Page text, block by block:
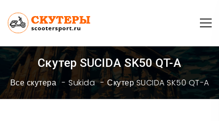
Скутер SUCIDA SK50 QT-A
Все скутера Sukida Скутер SUCIDA SK50 QT-A